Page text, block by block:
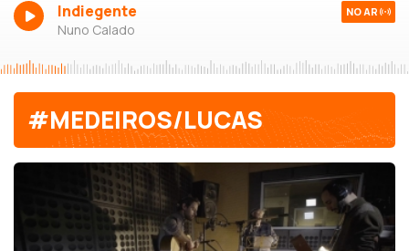
Indiegente
Nuno Calado
NO AR
#MEDEIROS/LUCAS